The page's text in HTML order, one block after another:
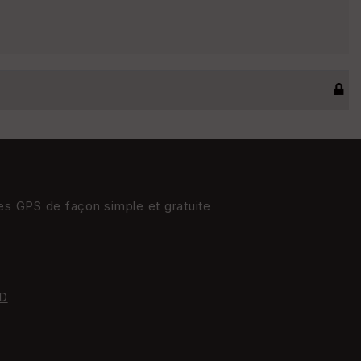
GPS de façon simple et gratuite